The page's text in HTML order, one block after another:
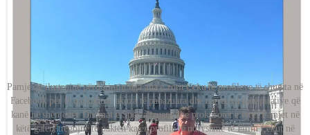
Pamje që ilustrojnë përdorimin nga ana e zotit Çeku të profileve të shumta në
Facebook për të qarkulluar akuza të pabazuara dhe narrativa konspirative që
kanë në shënjestër Dhomat e Specializuara dhe prokurorët e tyre. Pamjet në
këtë galeri tregojnë të paktën katër profile të ndryshme të Fitim Çekut në